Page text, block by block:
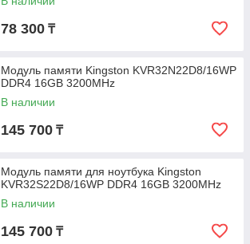
78 300 ₸
Модуль памяти Kingston KVR32N22D8/16WP
DDR4 16GB 3200MHz
В наличии
145 700 ₸
Модуль памяти для ноутбука Kingston
KVR32S22D8/16WP DDR4 16GB 3200MHz
В наличии
145 700 ₸